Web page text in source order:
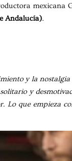
mexicana
Andalucía).
y la
y
que empieza